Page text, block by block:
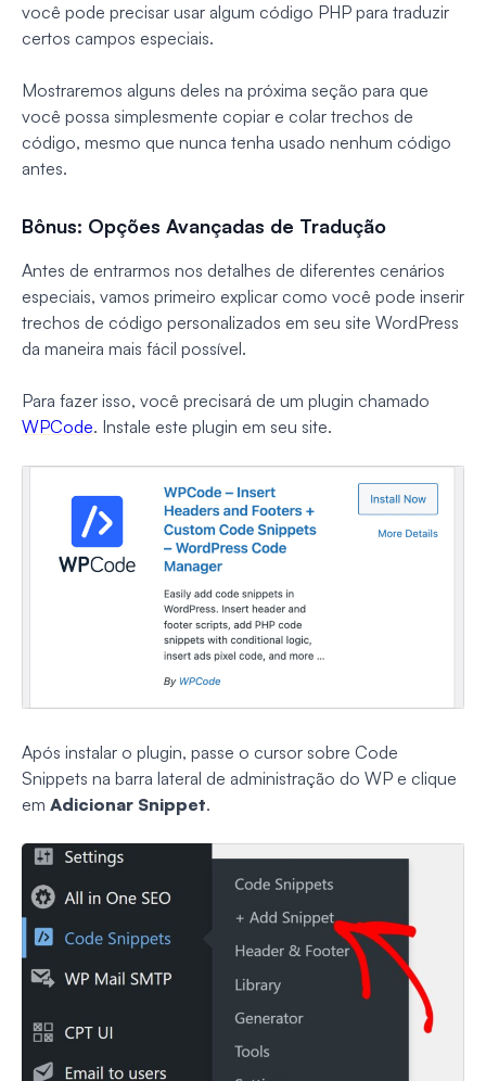
você pode precisar usar algum código PHP para traduzir
certos campos especiais.
Mostraremos alguns deles na próxima seção para que
você possa simplesmente copiar e colar trechos de
código, mesmo que nunca tenha usado nenhum código
antes.
Bônus: Opções Avançadas de Tradução
Antes de entrarmos nos detalhes de diferentes cenários
especiais, vamos primeiro explicar como você pode inserir
trechos de código personalizados em seu site WordPress
da maneira mais fácil possível.
Para fazer isso, você precisará de um plugin chamado
WPCode. Instale este plugin em seu site.
Após instalar o plugin, passe o cursor sobre Code
Snippets na barra lateral de administração do WP e clique
em Adicionar Snippet.